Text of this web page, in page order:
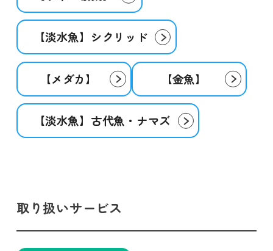
【淡水魚】シクリッド
【メダカ】 【金魚】
【淡水魚】古代魚・ナマズ
取り扱いサービス